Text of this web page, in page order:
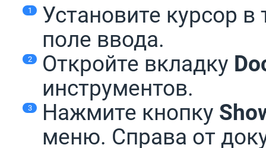
Установите курсор в
поле ввода.
Откройте вкладку
инструментов.
Нажмите кнопку
меню. Справа от